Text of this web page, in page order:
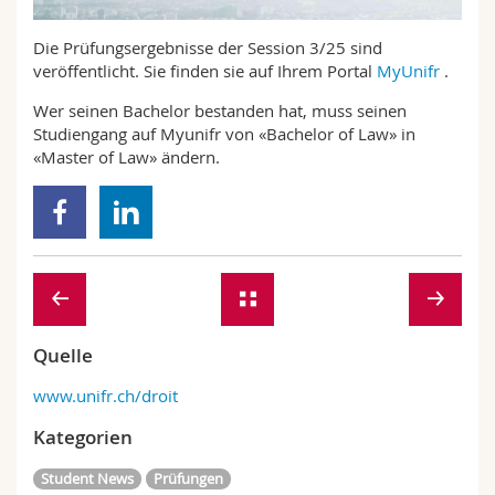
Math.-Nat. und Med. Fak.
Interfakultär
Mitarbeitende
Doktorierende
Webmail
Vorlesungsverzeichnis
MyUnifr
Die Prüfungsergebnisse der Session 3/25 sind
veröffentlicht. Sie finden sie auf Ihrem Portal MyUnifr .
Wer seinen Bachelor bestanden hat, muss seinen
Studiengang auf Myunifr von «Bachelor of Law» in
«Master of Law» ändern.
Quelle
www.unifr.ch/droit
Kategorien
Student News Prüfungen